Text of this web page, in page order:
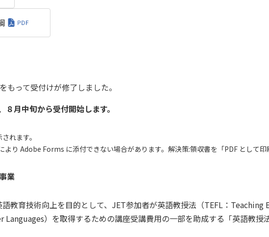
って受付けが修了しました。
月中旬から受付開始します。
れます。
り Adobe Forms に添付できない場合があります。解決策:領収書を「PDF として印
業
教育技術向上を目的として、JET参加者が英語教授法（TEFL：Teaching
）を取得するための講座受講費用の一部を助成する「英語教授